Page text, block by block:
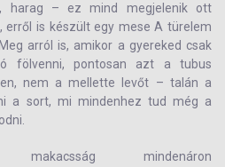
harag – ez mind megjelenik ott
erről is készült egy mese A türelem
arról is, amikor a gyereked csak
fölvenni, pontosan azt a tubus
nem a mellette levőt – talán a
a sort, mi mindenhez tud még a
mindenáron